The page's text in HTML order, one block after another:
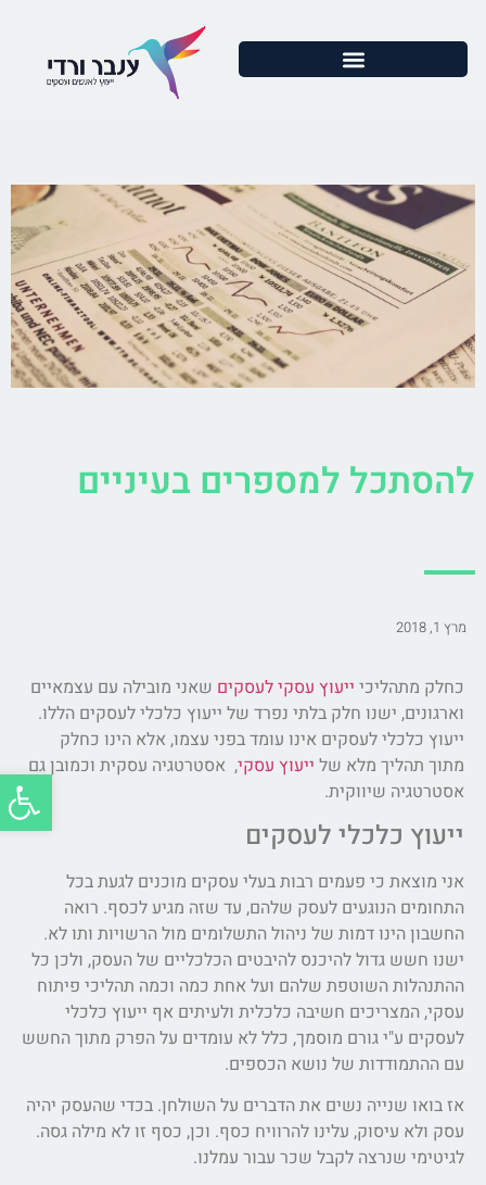
פתח
להסתכל למספרים בעיניים
מרץ 1, 2018
כחלק מתהליכי ייעוץ עסקי לעסקיםשאני מובילה עם עצמאיים
וארגונים, ישנו חלק בלתי נפרד של ייעוץ כלכלי לעסקים הללו.
ייעוץ כלכלי לעסקים אינו עומד בפני עצמו, אלא הינו כחלק
מתוך תהליך מלא של ייעוץ עסקי, אסטרטגיה עסקית וכמובן גם
אסטרטגיה שיווקית.
ייעוץ כלכלי לעסקים
אני מוצאת כי פעמים רבות בעלי עסקים מוכנים לגעת בכל
התחומים הנוגעים לעסק שלהם, עד שזה מגיע לכסף. רואה
החשבון הינו דמות של ניהול התשלומים מול הרשויות ותו לא.
ישנו חשש גדול להיכנס להיבטים הכלכליים של העסק, ולכן כל
ההתנהלות השוטפת שלהם ועל אחת כמה וכמה תהליכי פיתוח
עסקי, המצריכים חשיבה כלכלית ולעיתים אף ייעוץ כלכלי
לעסקים ע"י גורם מוסמך, כלל לא עומדים על הפרק מתוך החשש
עם ההתמודדות של נושא הכספים.
אז בואו שנייה נשים את הדברים על השולחן. בכדי שהעסק יהיה
עסק ולא עיסוק, עלינו להרוויח כסף. וכן, כסף זו לא מילה גסה.
לגיטימי שנרצה לקבל שכר עבור עמלנו.